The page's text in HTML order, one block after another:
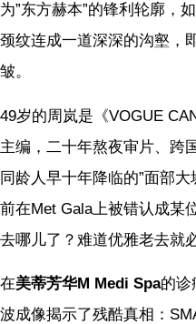
为”东方赫本”的锋利轮廓，
颈纹连成一道深深的沟壑，
皱。
49岁的周岚是《VOGUE
主编，二十年熬夜审片、跨
同龄人早十年降临的”面部
前在Met Gala上被错认成某
去哪儿了？难道优雅老去就
在美蒂芳华M Medi Spa的诊
波成像揭示了残酷真相：